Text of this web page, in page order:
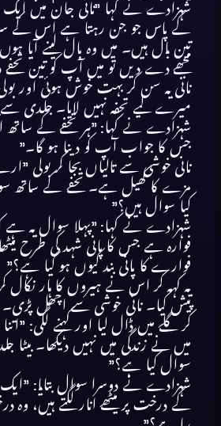
شہزادے نے کہا ”نانی جان میں
کے پاس جو جن رہتا ہے اس کے
تین بال ہیں۔ میں وہ بال لینے آیا
مجھے دے دیں تو میں آپ کو تین
نانی یہ سن کر بہت خوش ہوئی اور
میرے لیے تحفہ نہیں لایا۔ جلدی سے
شہزادے نے کہا: ”ہر تحفے کے
جس کا جواب آپ کو دینا ہو گا۔”
نانی خوشی سے تالیاں بجا کر بولی
مزے کا کھیل ہے۔ تحفے کے ساتھ
کیا سوال ہیں؟”
شہزادے نے کہا: ”پہلا سوال یہ ہے
فوارہ ہے جس کا پانی شہد کی طرح
فوارے کا پانی بند کیوں ہو گیا ہے؟”
یہ کہہ کر اس نے ہیروں کا ہار نکال
پیش کیا۔ نانی خوشی سے اچھل
کر گلے میں ڈال لیا اور کہنے لگی:
میں نے زندگی میں نہیں دیکھا۔ بیٹا
سوال کیا ہے؟”
شہزادے نے دوسرا سوال بتایا:
کے درخت پر میٹھے انار لگتے ہیں، وہ